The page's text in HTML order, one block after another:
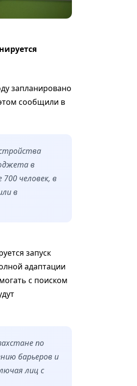
запланировано
сообщили в
в
человек, в
в
запуск
адаптации
с поиском
по
барьеров и
лиц с